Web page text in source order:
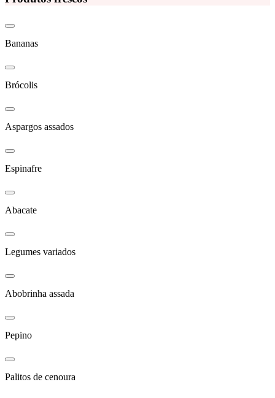
Bananas
Brócolis
Aspargos assados
Espinafre
Abacate
Legumes variados
Abobrinha assada
Pepino
Palitos de cenoura